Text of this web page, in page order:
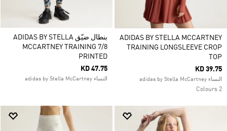
ADIDAS BY STELLA MCCARTNEY
TRAINING LONGSLEEVE CROP
TOP
KD 39.75
النساء adidas by Stella McCartney
2 Colours
بنطال ضيّق ADIDAS BY STELLA
MCCARTNEY TRAINING 7/8
PRINTED
KD 47.75
النساء adidas by Stella McCartney